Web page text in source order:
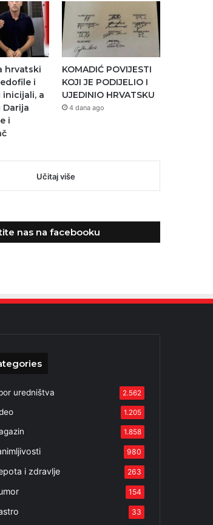
hrvatski
i
inicijali, a
Darija
i
KOMADIĆ POVIJESTI
KOJI JE PODIJELIO I
UJEDINIO HRVATSKU
4 dana ago
Učitaj više
nas na facebooku
uredništva 2.562
1.205
1.858
980
i zdravlje 263
154
33